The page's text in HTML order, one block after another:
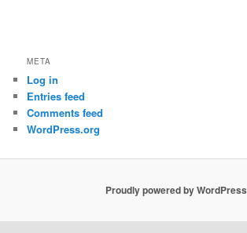
META
Log in
Entries feed
Comments feed
WordPress.org
Proudly powered by WordPress